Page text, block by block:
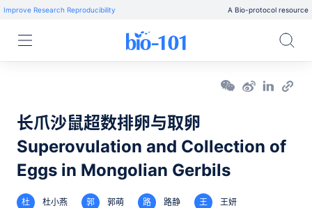
Improve Research Reproducibility A Bio-protocol resource
长爪沙鼠超数排卵与取卵
Superovulation and Collection of
Eggs in Mongolian Gerbils
杜 杜小燕 郭 郭萌 路 路静 王 王妍